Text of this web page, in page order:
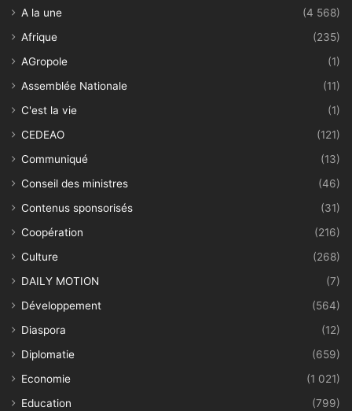
A la une
(4 568)
Afrique
(235)
AGropole
(1)
Assemblée Nationale
(11)
C'est la vie
(1)
CEDEAO
(121)
Communiqué
(13)
Conseil des ministres
(46)
Contenus sponsorisés
(31)
Coopération
(216)
Culture
(268)
DAILY MOTION
(7)
Développement
(564)
Diaspora
(12)
Diplomatie
(659)
Economie
(1 021)
Education
(799)